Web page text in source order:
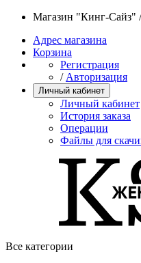
Магазин "Кинг-Сайз"
Адрес магазина
Корзина
Регистрация
/ Авторизация
Личный кабинет
Личный кабинет
История заказа
Операции
Файлы для
Все категории